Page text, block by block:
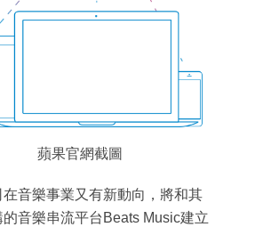
蘋果官網截圖
在音樂事業又有新動向，將和其
音樂串流平台Beats Music建立